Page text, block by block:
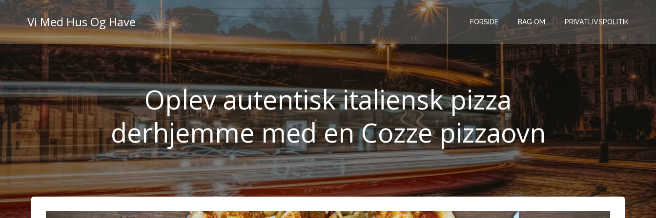
Videre
indholdVi Med Hus Og Have FORSIDE BAG OM PRIVATLIVSPOLITIK
Oplev autentisk italiensk pizza
derhjemme med en Cozze pizzaovn